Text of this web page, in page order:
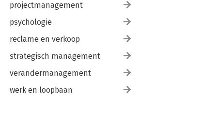
projectmanagement
psychologie
reclame en verkoop
strategisch management
verandermanagement
werk en loopbaan